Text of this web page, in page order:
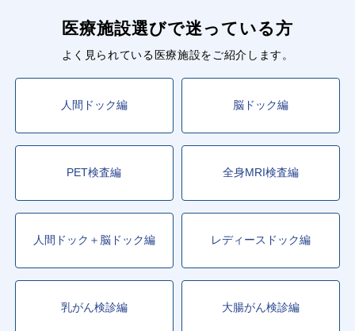
医療施設選びで迷っている方
よく見られている医療施設をご紹介します。
人間ドック編 脳ドック編
PET検査編 全身MRI検査編
人間ドック＋脳ドック編 レディースドック編
乳がん検診編 大腸がん検診編